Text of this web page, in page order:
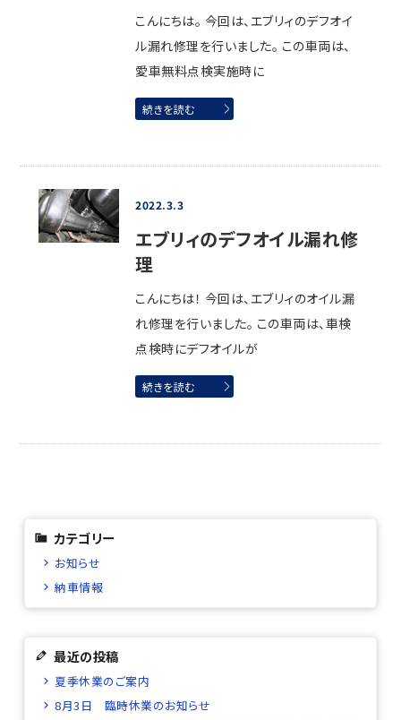
こんにちは。 今回は、エブリィのデフオイ
ル漏れ修理を行いました。 この車両は、
愛車無料点検実施時に
続きを読む
2022.3.3
エブリィのデフオイル漏れ修
理
こんにちは！ 今回は、エブリィのオイル漏
れ修理を行いました。 この車両は、車検
点検時にデフオイルが
続きを読む
カテゴリー
お知らせ
納車情報
最近の投稿
夏季休業のご案内
8月3日 臨時休業のお知らせ